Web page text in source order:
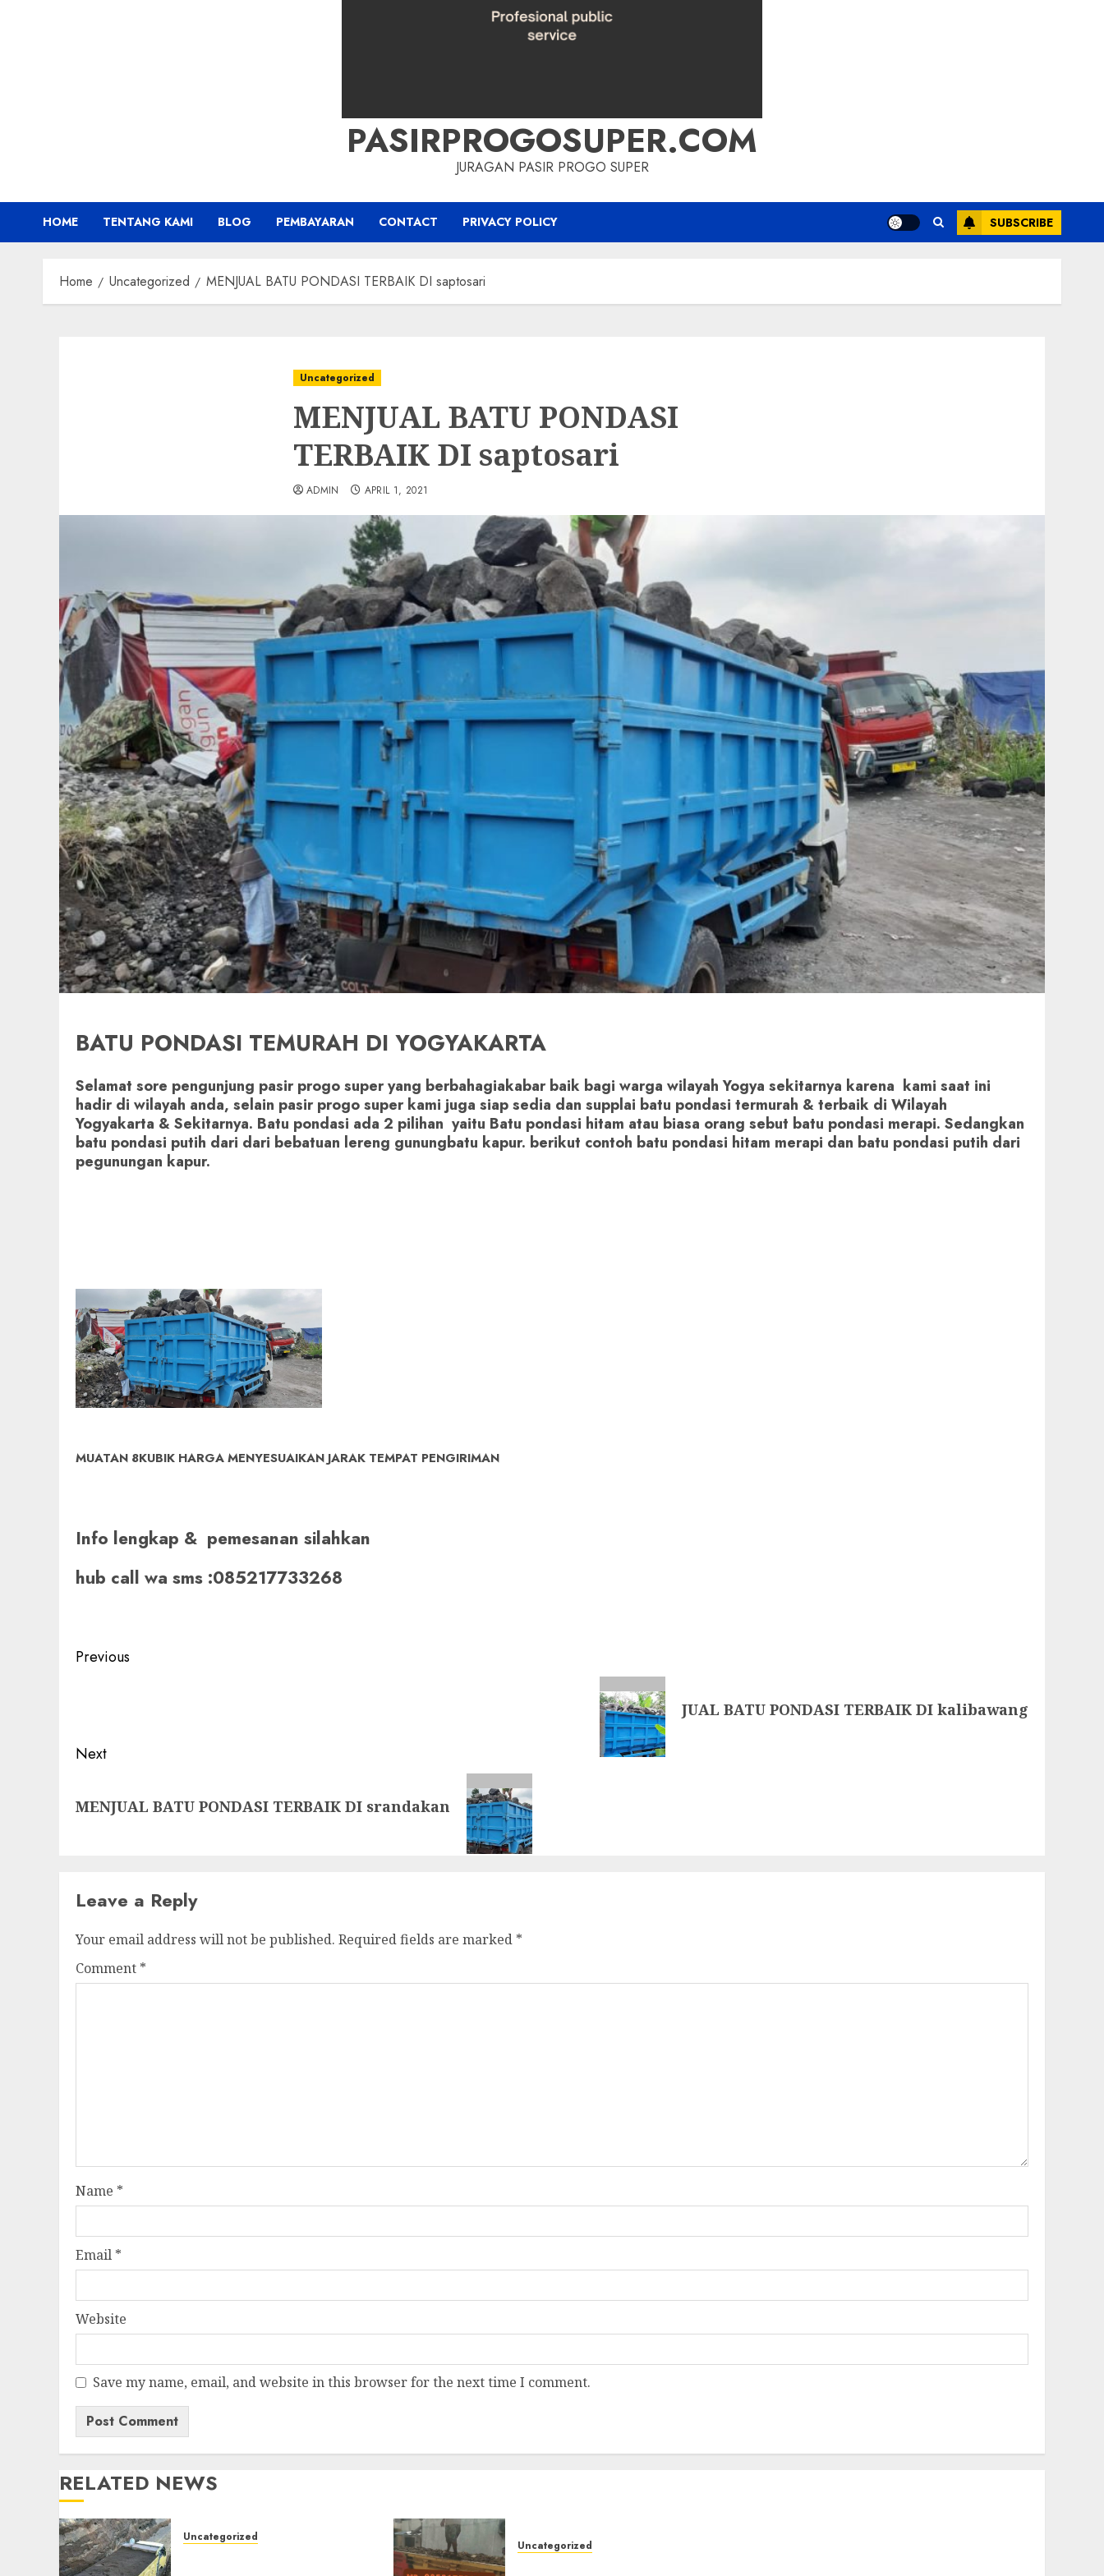
PASIRPROGOSUPER.COM
JURAGAN PASIR PROGO SUPER
HOME TENTANG KAMI BLOG PEMBAYARAN CONTACT PRIVACY POLICY SUBSCRIBE
Home Uncategorized MENJUAL BATU PONDASI TERBAIK DI saptosari
Uncategorized
MENJUAL BATU PONDASI
TERBAIK DI saptosari
ADMIN APRIL 1, 2021
BATU PONDASI TEMURAH DI YOGYAKARTA
Selamat sore pengunjung pasir progo super yang berbahagiakabar baik bagi warga wilayah Yogya sekitarnya karena kami saat ini
hadir di wilayah anda, selain pasir progo super kami juga siap sedia dan supplai batu pondasi termurah & terbaik di Wilayah
Yogyakarta & Sekitarnya. Batu pondasi ada 2 pilihan yaitu Batu pondasi hitam atau biasa orang sebut batu pondasi merapi. Sedangkan
batu pondasi putih dari dari bebatuan lereng gunungbatu kapur. berikut contoh batu pondasi hitam merapi dan batu pondasi putih dari
pegunungan kapur.
MUATAN 8KUBIK HARGA MENYESUAIKAN JARAK TEMPAT PENGIRIMAN
Info lengkap & pemesanan silahkan
hub call wa sms :085217733268
Post
Previous
JUAL BATU PONDASI TERBAIK DI kalibawang
Next
post:
MENJUAL BATU PONDASI TERBAIK DI srandakan
Leave a Reply
Your email address will not be published. Required fields are marked *
Comment *
Name *
Email *
Website
Save my name, email, and website in this browser for the next time I comment.
RELATED NEWS
Uncategorized
Uncategorized